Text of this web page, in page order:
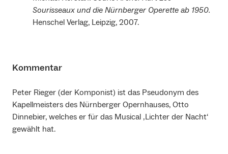
Sourisseaux und die Nürnberger Operette ab 1950.
Henschel Verlag, Leipzig, 2007.
Kommentar
Peter Rieger (der Komponist) ist das Pseudonym des
Kapellmeisters des Nürnberger Opernhauses, Otto
Dinnebier, welches er für das Musical ‚Lichter der Nacht‘
gewählt hat.